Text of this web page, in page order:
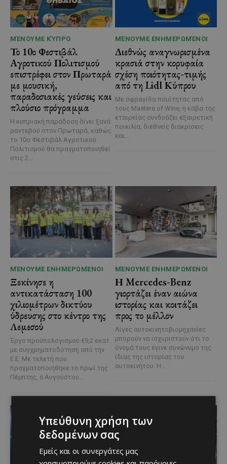
ΜΈΝΟΥΜΕ ΚΎΠΡΟ
Το 10ο Φεστιβάλ
Αγροτικού Πολιτισμού
επιστρέφει στον Πρωταρά
με μουσική,
παραδοσιακές γεύσεις και
πλούσιο πρόγραμμα
Η κυπριακή παράδοση δίνει ξανά
ραντεβού στον Πρωταρά, καθώς
το 10ο Φεστιβάλ Αγροτικού
Πολιτισμού θα πραγματοποιηθεί
στις 2...
ΜΈΝΟΥΜΕ ΕΝΗΜΕΡΩΜΈΝΟΙ
Διεθνώς αναγνωρισμένα
κρασιά στην κορυφαία
σχέση ποιότητας-τιμής
από τη Lidl Κύπρου
Με σφραγίδα ποιότητας από
τους Masters of Wine, η κάβα της
εταιρείας συνδυάζει εξαιρετική
ποικιλία, διεθνείς διακρίσεις
και...
ΜΈΝΟΥΜΕ ΕΝΗΜΕΡΩΜΈΝΟΙ
Ξεκίνησε η
αντικατάσταση 100
χιλιομέτρων δικτύου
ύδρευσης στο κέντρο της
Λεμεσού
Έργο προϋπολογισμού €9,2 εκατ.
με συγχρηματοδότηση από την
Ε.Ε. Με τελετή που
πραγματοποιήθηκε το πρωί της
Πέμπτης, 6 Αυγούστου...
ΜΈΝΟΥΜΕ ΕΝΗΜΕΡΩΜΈΝΟΙ
Η Mercedes-Benz
γιορτάζει έναν αιώνα
ιστορίας και κοιτάζει
προς το μέλλον
Λίγες αυτοκινητοβιομηχανίες
μπορούν να ισχυριστούν ότι το
όνομά τους έγινε συνώνυμο της
ίδιας της ιστορίας του
αυτοκινήτου. Η...
Υπεύθυνη χρήση των
δεδομένων σας
Εμείς και οι συνεργάτες μας